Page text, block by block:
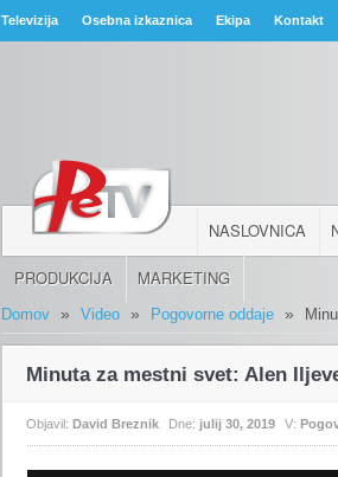
Televizija Osebna izkaznica Ekipa Kontakt
NASLOVNICA
PRODUKCIJA MARKETING
Domov » Video » Pogovorne oddaje »
Minuta za mestni svet: Alen
Objavil:David Breznik Dne: julij 30, 2019 V: